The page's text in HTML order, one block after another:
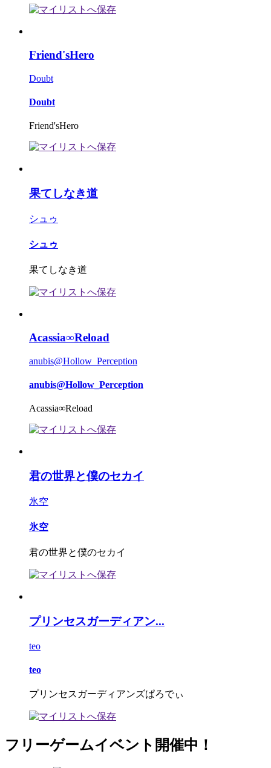
Friend'sHero
Doubt
Doubt
Friend'sHero
果てしなき道
シュゥ
シュゥ
果てしなき道
Acassia∞Reload
anubis@Hollow_Perception
anubis@Hollow_Perception
Acassia∞Reload
君の世界と僕のセカイ
氷空
氷空
君の世界と僕のセカイ
プリンセスガーディアン...
teo
teo
プリンセスガーディアンズぱろでぃ
フリーゲームイベント開催中！